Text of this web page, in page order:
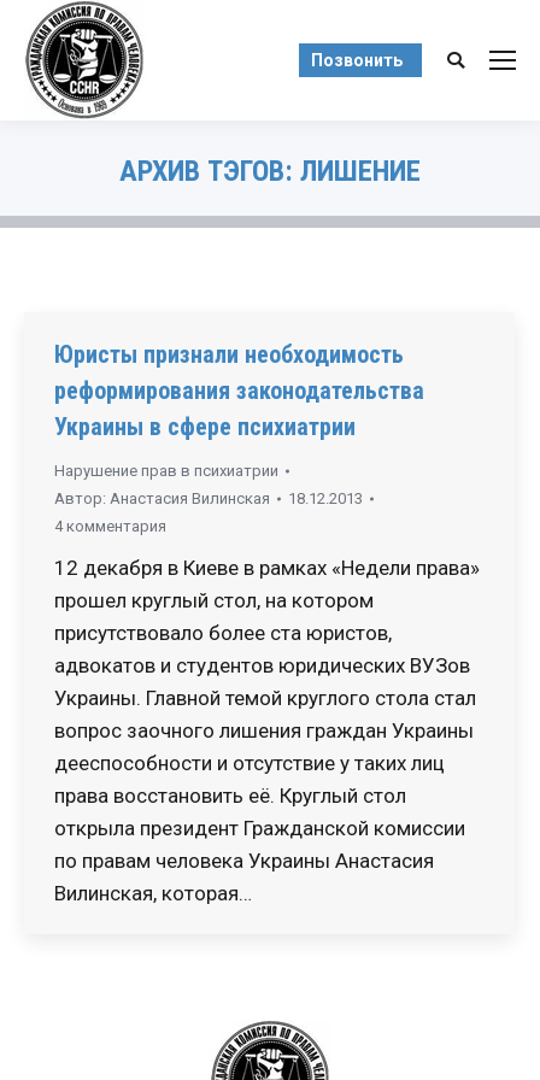
Позвонить Поиск:
АРХИВ ТЭГОВ: ЛИШЕНИЕ
Юристы признали необходимость
реформирования законодательства
Украины в сфере психиатрии
Нарушение прав в психиатрии
Автор: Анастасия Вилинская
18.12.2013
4 комментария
12 декабря в Киеве в рамках «Недели права»
прошел круглый стол, на котором
присутствовало более ста юристов,
адвокатов и студентов юридических ВУЗов
Украины. Главной темой круглого стола стал
вопрос заочного лишения граждан Украины
дееспособности и отсутствие у таких лиц
права восстановить её. Круглый стол
открыла президент Гражданской комиссии
по правам человека Украины Анастасия
Вилинская, которая…